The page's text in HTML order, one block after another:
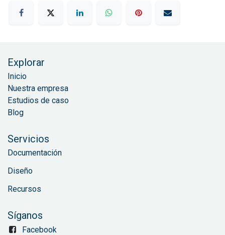
Explorar
Inicio
Nuestra empresa
Estudios de caso
Blog
Servicios
Documentación
Diseño
Recursos
Síganos
Facebook